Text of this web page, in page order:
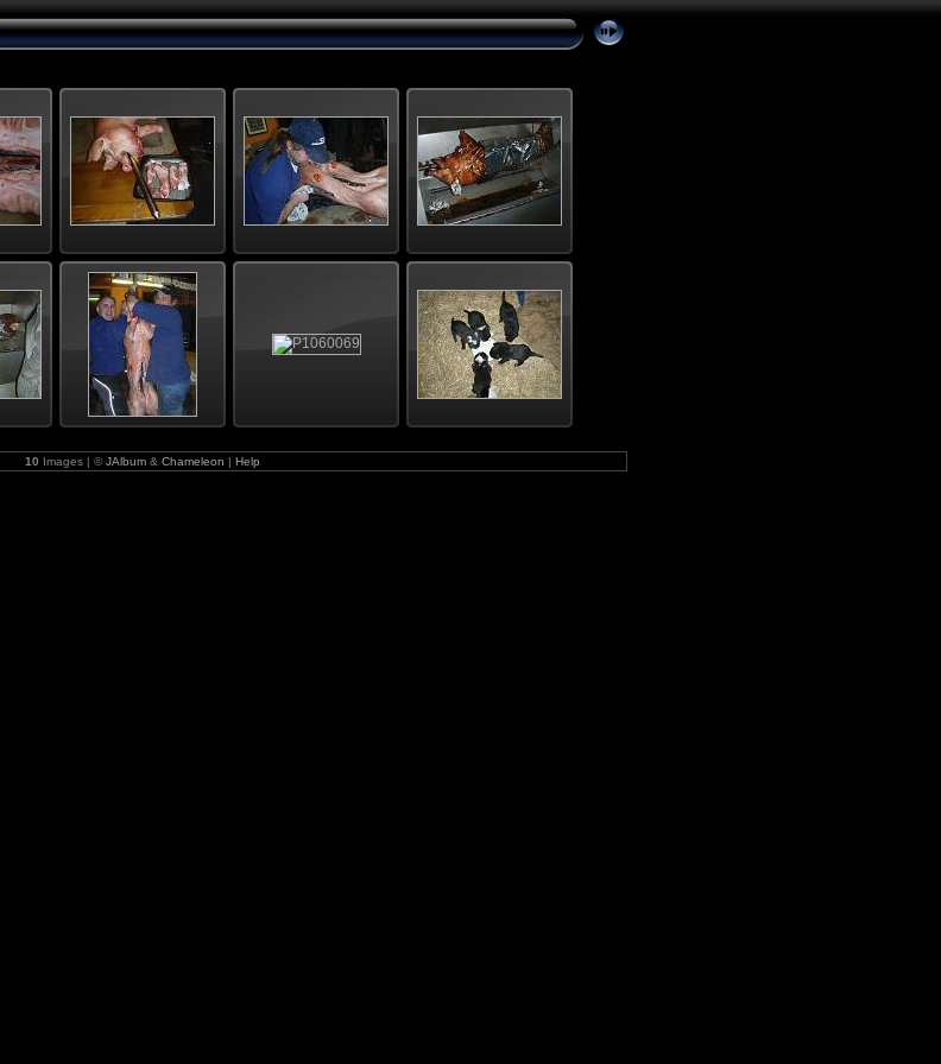
10 Images | ©JAlbum & Chameleon | Help